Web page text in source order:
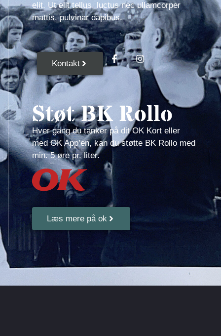
elit. Ut elit tellus, luctus nec ullamcorper
mattis, pulvinar dapibus.
Kontakt
Støt BK Rollo
Hver gang du tanker på dit OK Kort eller
med OK App’en, kan du støtte BK Rollo med
min. 5 øre pr. liter.
Læs mere på ok